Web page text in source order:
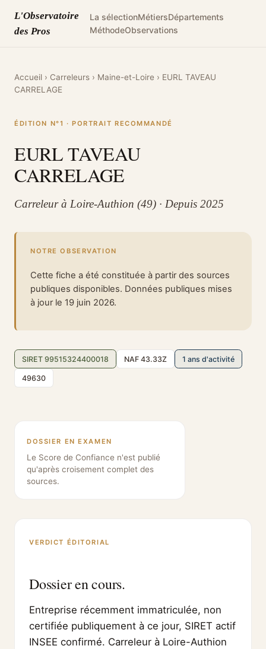
L'Observatoire
des Pros
La sélectionMétiersDépartements
MéthodeObservations
Accueil › Carreleurs › Maine-et-Loire › EURL TAVEAU
CARRELAGE
ÉDITION N°1 · PORTRAIT RECOMMANDÉ
EURL TAVEAU
CARRELAGE
Carreleur à Loire-Authion (49) · Depuis 2025
NOTRE OBSERVATION
Cette fiche a été constituée à partir des sources
publiques disponibles. Données publiques mises
à jour le 19 juin 2026.
SIRET 99515324400018 NAF 43.33Z 1 ans d'activité
49630
DOSSIER EN EXAMEN
Le Score de Confiance n'est publié
qu'après croisement complet des
sources.
VERDICT ÉDITORIAL
Dossier en cours.
Entreprise récemment immatriculée, non
certifiée publiquement à ce jour, SIRET actif
INSEE confirmé. Carreleur à Loire-Authion